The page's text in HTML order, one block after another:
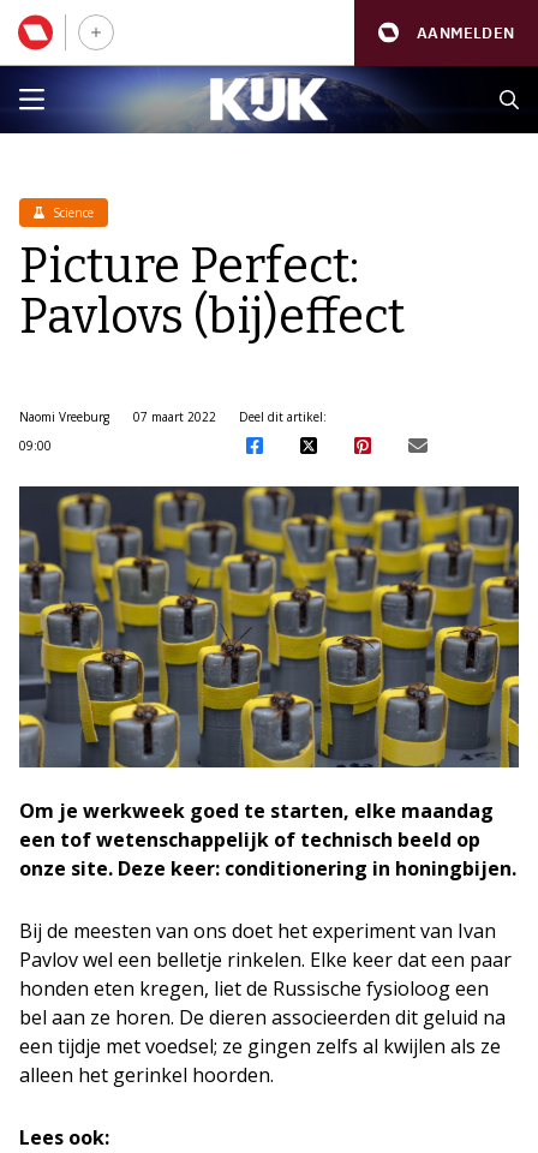
AANMELDEN
Science
Picture Perfect:
Pavlovs (bij)effect
Naomi Vreeburg
07 maart 2022
09:00
Deel dit artikel:
Om je werkweek goed te starten, elke maandag
een tof wetenschappelijk of technisch beeld op
onze site. Deze keer: conditionering in honingbijen.
Bij de meesten van ons doet het experiment van Ivan
Pavlov wel een belletje rinkelen. Elke keer dat een paar
honden eten kregen, liet de Russische fysioloog een
bel aan ze horen. De dieren associeerden dit geluid na
een tijdje met voedsel; ze gingen zelfs al kwijlen als ze
alleen het gerinkel hoorden.
Lees ook: